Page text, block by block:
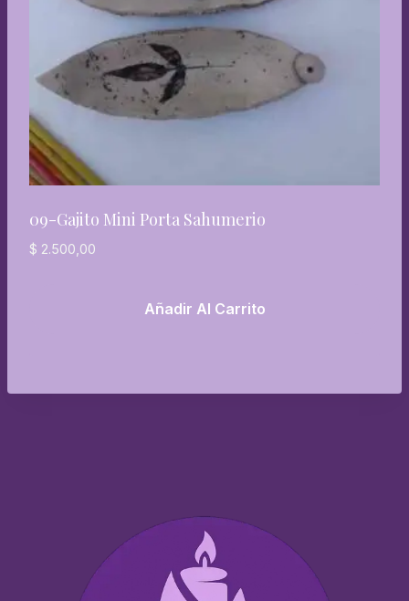
09-Gajito Mini Porta Sahumerio
$ 2.500,00
Añadir Al Carrito